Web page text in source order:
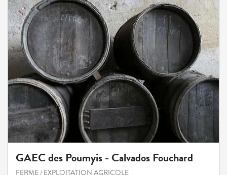
GAEC des Poumyis - Calvados Fouchard
FERME / EXPLOITATION AGRICOLE